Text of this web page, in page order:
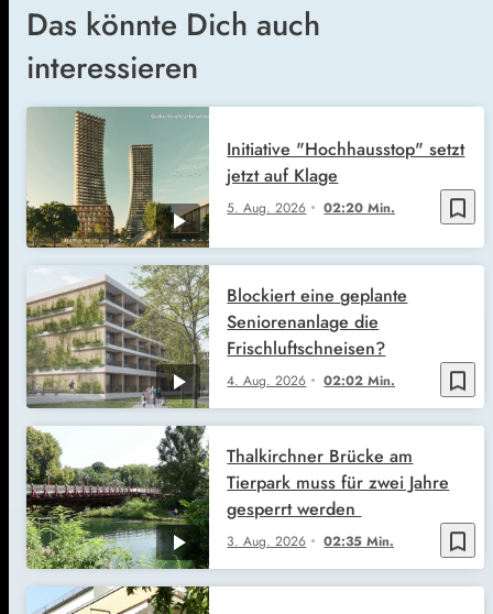
Das könnte Dich auch
interessieren
bookmark_border
5. Aug. 2026 02:20 Min.
Initiative "Hochhausstop" setzt
jetzt auf Klage
bookmark_border
4. Aug. 2026 02:02 Min.
Blockiert eine geplante
Seniorenanlage die
Frischluftschneisen?
bookmark_border
3. Aug. 2026 02:35 Min.
Thalkirchner Brücke am
Tierpark muss für zwei Jahre
gesperrt werden